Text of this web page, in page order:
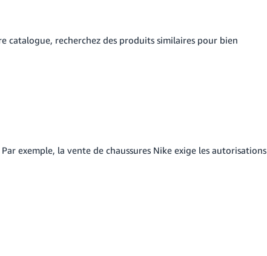
catalogue, recherchez des produits similaires pour bien
exemple, la vente de chaussures Nike exige les autorisations